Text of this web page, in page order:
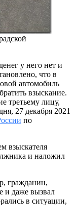
у него нет и
что в
автомобиль
взыскание.
третьему лицу,
27 декабря 2021
по
взыскателя
и наложил
гражданин,
и даже вызвал
в ситуации,